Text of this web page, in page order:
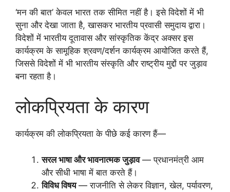
‘मन की बात’ केवल भारत तक सीमित नहीं है। इसे विदेशों में भी
सुना और देखा जाता है, खासकर भारतीय प्रवासी समुदाय द्वारा।
विदेशों में भारतीय दूतावास और सांस्कृतिक केंद्र अक्सर इस
कार्यक्रम के सामूहिक श्रवण/दर्शन कार्यक्रम आयोजित करते हैं,
जिससे विदेशों में भी भारतीय संस्कृति और राष्ट्रीय मुद्दों पर जुड़ाव
बना रहता है।
लोकप्रियता के कारण
कार्यक्रम की लोकप्रियता के पीछे कई कारण हैं—
सरल भाषा और भावनात्मक जुड़ाव— प्रधानमंत्री आम
और सीधी भाषा में बात करते हैं।
विविध विषय— राजनीति से लेकर विज्ञान, खेल, पर्यावरण,